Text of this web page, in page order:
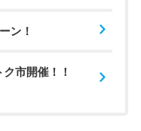
ン！
市開催！！